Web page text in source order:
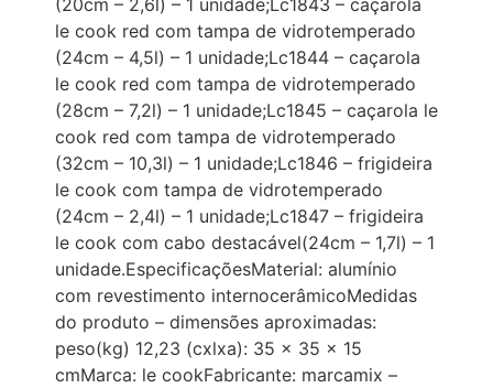
(20cm – 2,6l) – 1 unidade;Lc1843 – caçarola
le cook red com tampa de vidrotemperado
(24cm – 4,5l) – 1 unidade;Lc1844 – caçarola
le cook red com tampa de vidrotemperado
(28cm – 7,2l) – 1 unidade;Lc1845 – caçarola le
cook red com tampa de vidrotemperado
(32cm – 10,3l) – 1 unidade;Lc1846 – frigideira
le cook com tampa de vidrotemperado
(24cm – 2,4l) – 1 unidade;Lc1847 – frigideira
le cook com cabo destacável(24cm – 1,7l) – 1
unidade.EspecificaçõesMaterial: alumínio
com revestimento internocerâmicoMedidas
do produto – dimensões aproximadas:
peso(kg) 12,23 (cxlxa): 35 x 35 x 15
cmMarca: le cookFabricante: marcamix –